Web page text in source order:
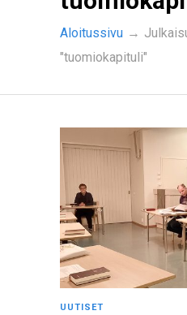
Aloitussivu →
"tuomiokapituli"
UUTISET